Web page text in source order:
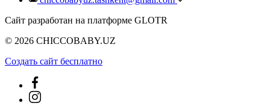
Сайт разработан на платформе GLOTR
© 2026 CHICCOBABY.UZ
Создать cайт бесплатно